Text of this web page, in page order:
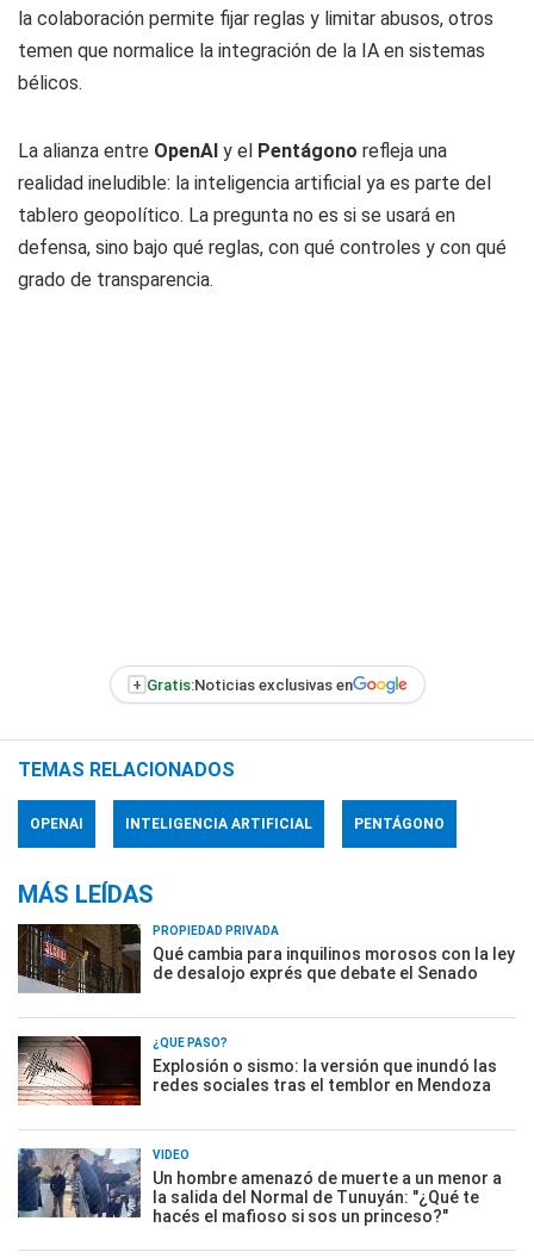
la colaboración permite fijar reglas y limitar abusos, otros
temen que normalice la integración de la IA en sistemas
bélicos.
La alianza entre OpenAI y el Pentágono refleja una
realidad ineludible: la inteligencia artificial ya es parte del
tablero geopolítico. La pregunta no es si se usará en
defensa, sino bajo qué reglas, con qué controles y con qué
grado de transparencia.
+ Gratis:Noticias exclusivas en
TEMAS RELACIONADOS
OPENAI INTELIGENCIA ARTIFICIAL PENTÁGONO
MÁS LEÍDAS
PROPIEDAD PRIVADA
Qué cambia para inquilinos morosos con la ley
de desalojo exprés que debate el Senado
¿QUÉ PASÓ?
Explosión o sismo: la versión que inundó las
redes sociales tras el temblor en Mendoza
VIDEO
Un hombre amenazó de muerte a un menor a
la salida del Normal de Tunuyán: "¿Qué te
hacés el mafioso si sos un princeso?"